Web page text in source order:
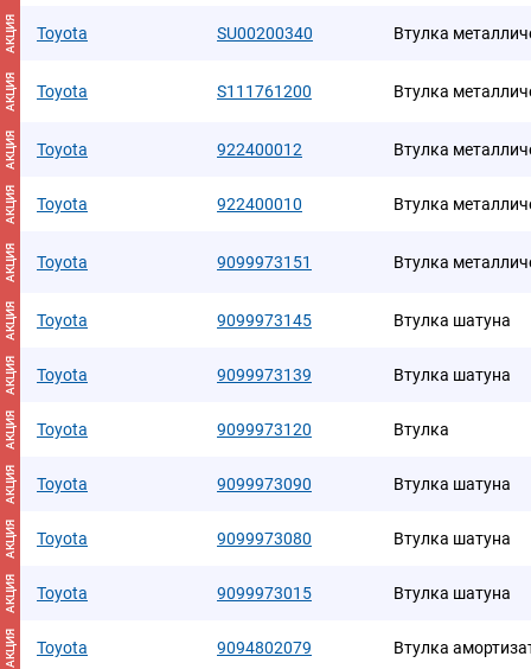
АКЦИЯ Toyota SU00200340 Втулка
АКЦИЯ Toyota S111761200 Втулка
АКЦИЯ Toyota 922400012 Втулка
АКЦИЯ Toyota 922400010 Втулка
АКЦИЯ Toyota 9099973151 Втулка
АКЦИЯ Toyota 9099973145 Втулка шатуна
АКЦИЯ Toyota 9099973139 Втулка шатуна
АКЦИЯ Toyota 9099973120 Втулка
АКЦИЯ Toyota 9099973090 Втулка шатуна
АКЦИЯ Toyota 9099973080 Втулка шатуна
АКЦИЯ Toyota 9099973015 Втулка шатуна
АКЦИЯ Toyota 9094802079 Втулка